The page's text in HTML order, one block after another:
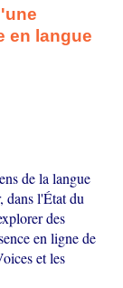
en langue
de la langue
dans l'État du
des
en ligne de
et les